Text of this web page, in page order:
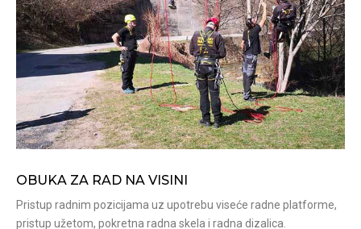
OBUKA ZA RAD NA VISINI
Pristup radnim pozicijama uz upotrebu viseće radne platforme,
pristup užetom, pokretna radna skela i radna dizalica.